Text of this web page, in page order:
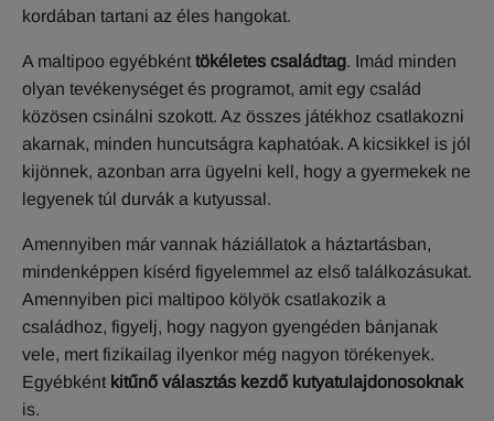
kordában tartani az éles hangokat.
A maltipoo egyébként tökéletes családtag. Imád minden
olyan tevékenységet és programot, amit egy család
közösen csinálni szokott. Az összes játékhoz csatlakozni
akarnak, minden huncutságra kaphatóak. A kicsikkel is jól
kijönnek, azonban arra ügyelni kell, hogy a gyermekek ne
legyenek túl durvák a kutyussal.
Amennyiben már vannak háziállatok a háztartásban,
mindenképpen kísérd figyelemmel az első találkozásukat.
Amennyiben pici maltipoo kölyök csatlakozik a
családhoz, figyelj, hogy nagyon gyengéden bánjanak
vele, mert fizikailag ilyenkor még nagyon törékenyek.
Egyébként kitűnő választás kezdő kutyatulajdonosoknak
is.